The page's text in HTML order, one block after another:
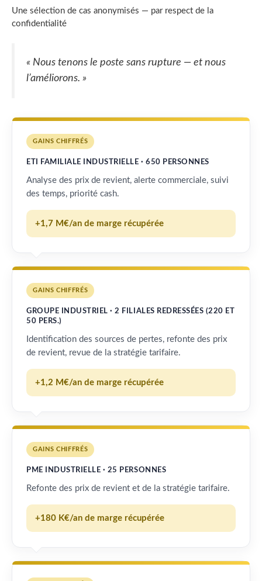
Une sélection de cas anonymisés — par respect de la
confidentialité
« Nous tenons le poste sans rupture — et nous
l’améliorons. »
GAINS CHIFFRÉS
ETI FAMILIALE INDUSTRIELLE · 650 PERSONNES
Analyse des prix de revient, alerte commerciale, suivi
des temps, priorité cash.
+1,7 M€/an de marge récupérée
GAINS CHIFFRÉS
GROUPE INDUSTRIEL · 2 FILIALES REDRESSÉES (220 ET
50 PERS.)
Identification des sources de pertes, refonte des prix
de revient, revue de la stratégie tarifaire.
+1,2 M€/an de marge récupérée
GAINS CHIFFRÉS
PME INDUSTRIELLE · 25 PERSONNES
Refonte des prix de revient et de la stratégie tarifaire.
+180 K€/an de marge récupérée